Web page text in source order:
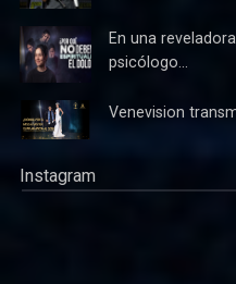
En una
psicólogo...
Venevision
Instagram